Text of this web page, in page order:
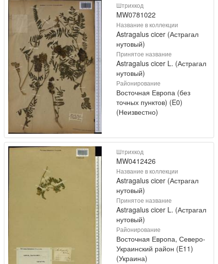
Штрихкод
MW0781022
Название в коллекции
Astragalus cicer (Астрагал
нутовый)
Принятое название
Astragalus cicer L. (Астрагал
нутовый)
Районирование
Восточная Европа (без
точных пунктов) (E0)
(Неизвестно)
Штрихкод
MW0412426
Название в коллекции
Astragalus cicer (Астрагал
нутовый)
Принятое название
Astragalus cicer L. (Астрагал
нутовый)
Районирование
Восточная Европа, Северо-
Украинский район (E11)
(Украина)